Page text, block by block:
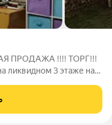
ПРОДАЖА !!!! ТОРГ!!!
ликвидном 3 этаже на
школы,